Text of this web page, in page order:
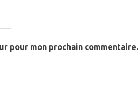
pour mon prochain commentaire.